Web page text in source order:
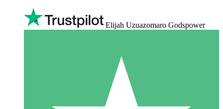
Elijah Uzuazomaro Godspower